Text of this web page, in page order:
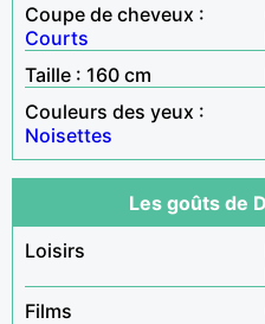
Coupe de cheveux :
Courts
Taille : 160 cm
Couleurs des yeux :
Noisettes
Les goûts de
Loisirs
Films